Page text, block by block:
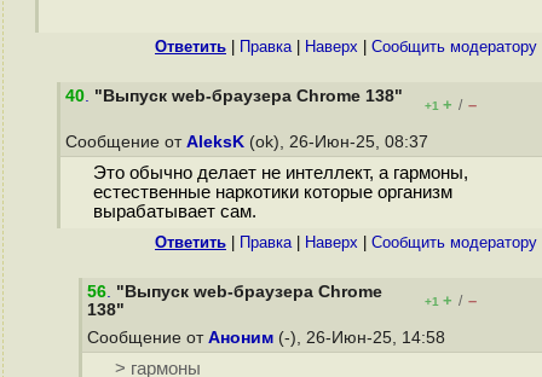
Ответить Правка| Наверх Cообщить модератору
40. "Выпуск web-браузера Chrome 138"
+1 + / –
Сообщение от AleksK (ok), 26-Июн-25, 08:37
Это обычно делает не интеллект, а гармоны,
естественные наркотики которые организм
вырабатывает сам.
Ответить Правка| Наверх Cообщить модератору
56. "Выпуск web-браузера Chrome
138"
+1 + / –
Сообщение от Аноним (-), 26-Июн-25, 14:58
> гармоны